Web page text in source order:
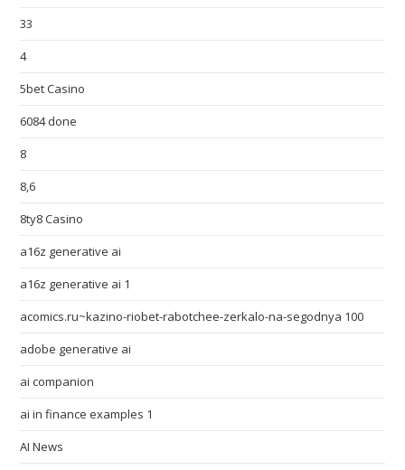
33
4
5bet Casino
6084 done
8
8,6
8ty8 Casino
a16z generative ai
a16z generative ai 1
acomics.ru~kazino-riobet-rabotchee-zerkalo-na-segodnya 100
adobe generative ai
ai companion
ai in finance examples 1
AI News